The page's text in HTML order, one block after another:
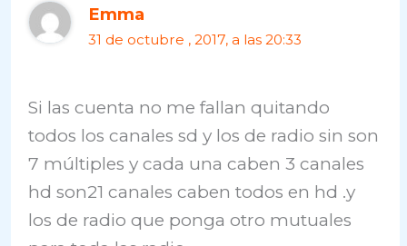
Emma
31 de octubre , 2017, a las 20:33
Si las cuenta no me fallan quitando
todos los canales sd y los de radio sin son
7 múltiples y cada una caben 3 canales
hd son21 canales caben todos en hd .y
los de radio que ponga otro mutuales